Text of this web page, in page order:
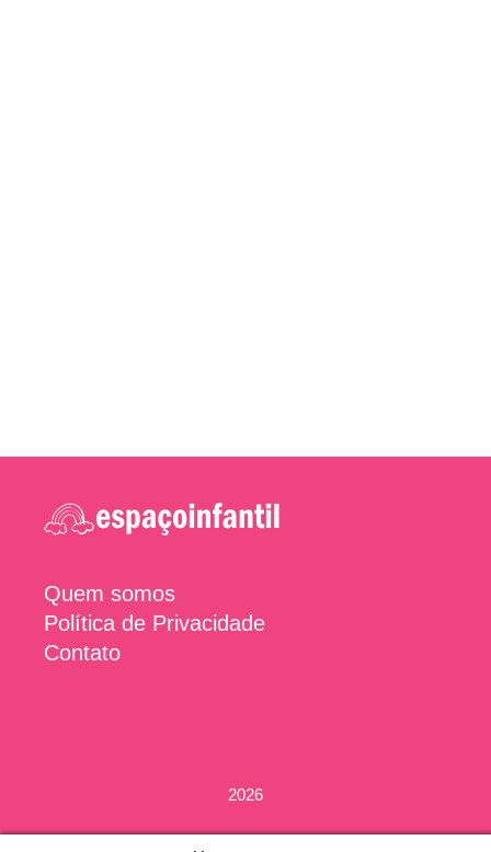
Quem somos
Política de Privacidade
Contato
2026